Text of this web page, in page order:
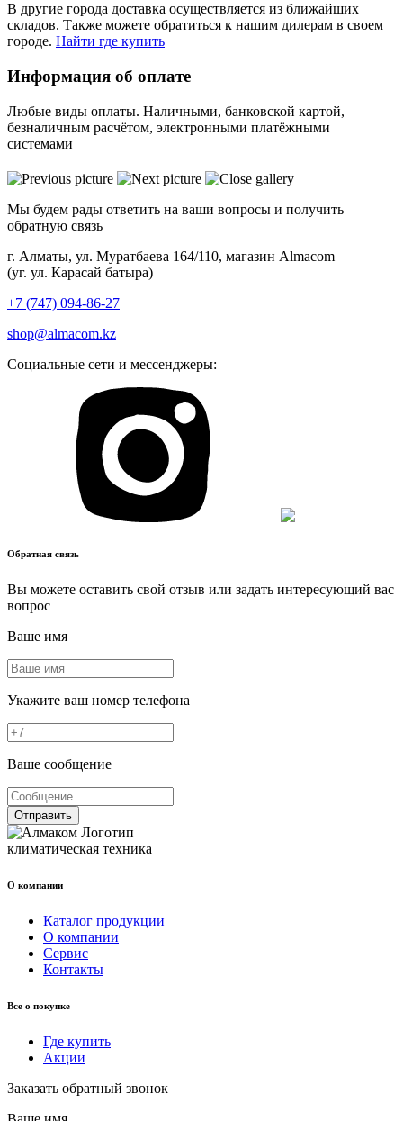
В другие города доставка осуществляется из ближайших
складов. Также можете обратиться к нашим дилерам в своем
городе. Найти где купить
Информация об оплате
Любые виды оплаты. Наличными, банковской картой,
безналичным расчётом, электронными платёжными
системами
Мы будем рады ответить на ваши вопросы и получить
обратную связь
г. Алматы, ул. Муратбаева 164/110, магазин Almacom
(уг. ул. Карасай батыра)
+7 (747) 094-86-27
shop@almacom.kz
Социальные сети и мессенджеры:
Обратная связь
Вы можете оставить свой отзыв или задать интересующий вас
вопрос
Ваше имя
Укажите ваш номер телефона
Ваше сообщение
Отправить
климатическая техника
О компании
Каталог продукции
О компании
Сервис
Контакты
Все о покупке
Где купить
Акции
Заказать обратный звонок